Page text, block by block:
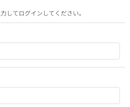
してログインしてください。